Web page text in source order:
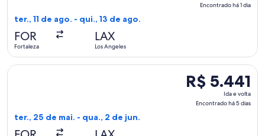
dia
Encontrado há 1 dia
ter., 11 de ago. - qui., 13 de ago.
FOR
Fortaleza
LAX
Los Angeles
R$ 5.441
Ida
R$ 5.441
Ida e volta
Encontrado há 5 dias
ter., 25 de mai. - qua., 2 de jun.
Selecionar o voo da LATAM Airlines Group, que sai em